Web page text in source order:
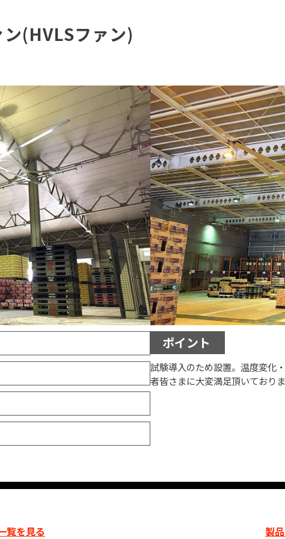
(HVLSファン)
ポイント
試験導入のため設置。温度変化
者皆さまに大変満足頂いており
覧を見る 製